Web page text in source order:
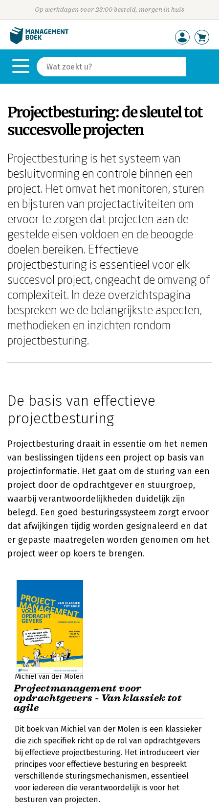
Op werkdagen voor 23:00 besteld, morgen in huis
Projectbesturing: de sleutel tot
succesvolle projecten
Projectbesturing is het systeem van
besluitvorming en controle binnen een
project. Het omvat het monitoren, sturen
en bijsturen van projectactiviteiten om
ervoor te zorgen dat projecten aan de
gestelde eisen voldoen en de beoogde
doelen bereiken. Effectieve
projectbesturing is essentieel voor elk
succesvol project, ongeacht de omvang of
complexiteit. In deze overzichtspagina
bespreken we de belangrijkste aspecten,
methodieken en inzichten rondom
projectbesturing.
De basis van effectieve
projectbesturing
Projectbesturing draait in essentie om het nemen
van beslissingen tijdens een project op basis van
projectinformatie. Het gaat om de sturing van een
project door de opdrachtgever en stuurgroep,
waarbij verantwoordelijkheden duidelijk zijn
belegd. Een goed besturingssysteem zorgt ervoor
dat afwijkingen tijdig worden gesignaleerd en dat
er gepaste maatregelen worden genomen om het
project weer op koers te brengen.
Michiel van der Molen
Projectmanagement voor
opdrachtgevers - Van klassiek tot
agile
Dit boek van Michiel van der Molen is een klassieker
die zich specifiek richt op de rol van opdrachtgevers
bij effectieve projectbesturing. Het introduceert vier
principes voor effectieve besturing en bespreekt
verschillende sturingsmechanismen, essentieel
voor iedereen die verantwoordelijk is voor het
besturen van projecten.